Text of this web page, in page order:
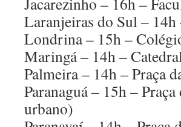
Laranjeiras do Sul –
Londrina – 15h –
Maringá – 14h –
Palmeira – 14h – Praça
Paranaguá – 15h –
urbano)